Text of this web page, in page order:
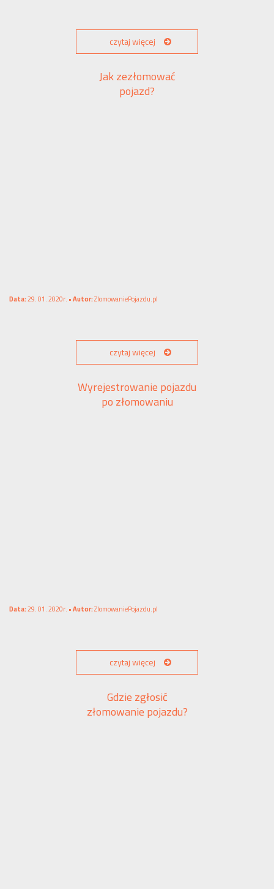
czytaj więcej
Jak zezłomować
pojazd?
Data:29. 01. 2020r. •Autor:ZlomowaniePojazdu.pl
czytaj więcej
Wyrejestrowanie pojazdu
po złomowaniu
Data:29. 01. 2020r. •Autor:ZlomowaniePojazdu.pl
czytaj więcej
Gdzie zgłosić
złomowanie pojazdu?